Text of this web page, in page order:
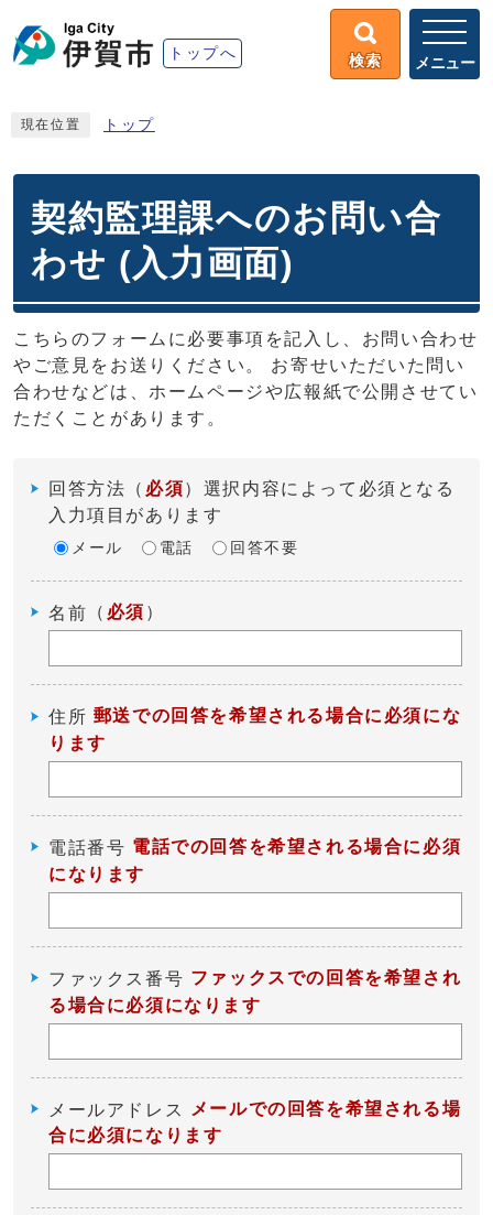
トップへ 検索 メニュー
現在位置 トップ
契約監理課へのお問い合
わせ (入力画面)
こちらのフォームに必要事項を記入し、お問い合わせ
やご意見をお送りください。 お寄せいただいた問い
合わせなどは、ホームページや広報紙で公開させてい
ただくことがあります。
回答方法 （ 必須）選択内容によって必須となる
入力項目があります
メール 電話 回答不要
名前 （ 必須 ）
住所 郵送での回答を希望される場合に必須にな
ります
電話番号 電話での回答を希望される場合に必須
になります
ファックス番号 ファックスでの回答を希望され
る場合に必須になります
メールアドレス
メールでの回答を希望される場
合に必須になります